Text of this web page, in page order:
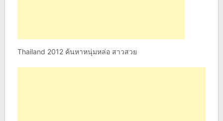
Thailand 2012 ค้นหาหนุ่มหล่อ สาวสวย